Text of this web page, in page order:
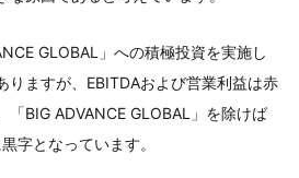
GLOBAL」への積極投資を実施し
りますが、EBITDAおよび営業利益は赤
「BIG ADVANCE GLOBAL」を除けば
字となっています。